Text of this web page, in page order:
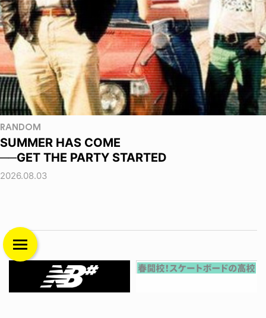
RANDOM
SUMMER HAS COME
──GET THE PARTY STARTED
2026.08.03